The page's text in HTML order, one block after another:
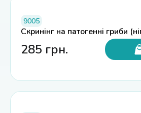
9005
Скринінг на патогенні гриби
285 грн.